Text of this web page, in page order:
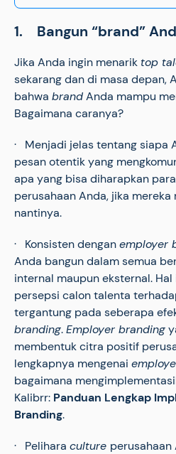
1. Bangun “brand”
Jika Anda ingin menarik top
sekarang dan di masa depan,
bahwa brandAnda mampu
Bagaimana caranya?
· Menjadi jelas tentang siapa
pesan otentik yang
apa yang bisa diharapkan
perusahaan Anda, jika
nantinya.
· Konsisten denganemployer
Anda bangun dalam semua
internal maupun eksternal.
persepsi calon talenta
tergantung pada seberapa
branding.Employer branding
membentuk citra positif
lengkapnya mengenai
bagaimana
Kalibrr: Panduan Lengkap
Branding.
· Pelihara culture